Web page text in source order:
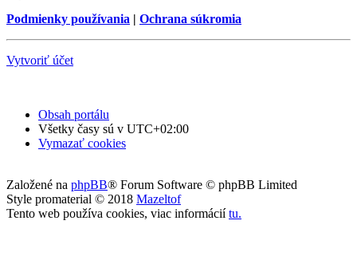
Podmienky používania | Ochrana súkromia
Vytvoriť účet
Obsah portálu
Všetky časy sú v UTC+02:00
Vymazať cookies
Založené na phpBB® Forum Software © phpBB Limited
Style promaterial © 2018 Mazeltof
Tento web používa cookies, viac informáciítu.